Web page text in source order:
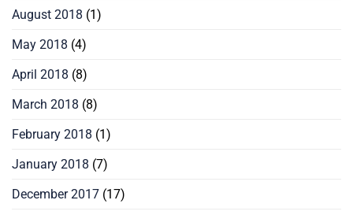
August 2018 (1)
May 2018 (4)
April 2018 (8)
March 2018 (8)
February 2018 (1)
January 2018 (7)
December 2017 (17)